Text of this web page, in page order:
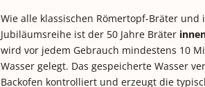
Wie alle klassischen Römertopf-Bräter
Jubiläumsreihe ist der 50 Jahre Bräter
wird vor jedem Gebrauch mindestens 10
Wasser gelegt. Das gespeicherte Wasser
Backofen kontrolliert und erzeugt die